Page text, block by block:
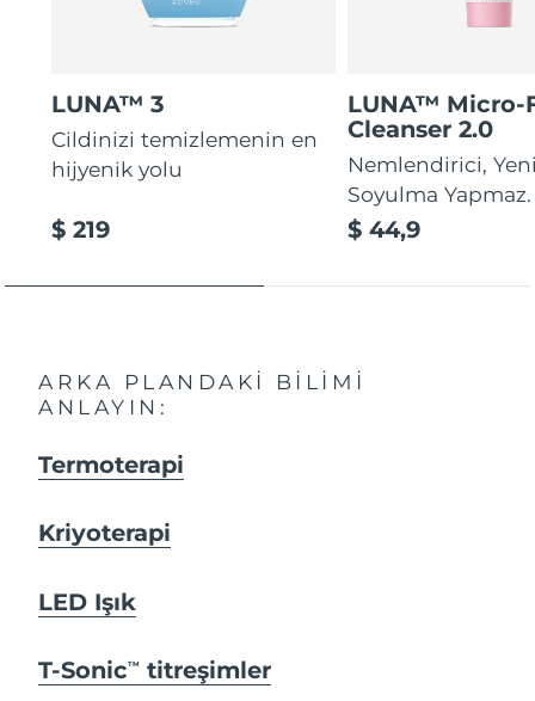
LUNA™ 3
Cildinizi temizlemenin en
hijyenik yolu
$ 219
LUNA™ Micro-
Cleanser 2.0
Nemlendirici,
Soyulma Yapmaz.
$ 44,9
ARKA PLANDAKI BILIMI
ANLAYIN:
Termoterapi
Kriyoterapi
LED Işık
T-SonicTM titreşimler